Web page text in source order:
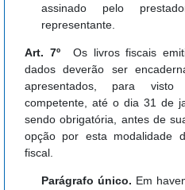
assinado pelo
representante.
Art. 7º Os livros fiscais
dados deverão ser
apresentados, para
competente, até o dia 31 de
sendo obrigatória, antes de
opção por esta modalidade
fiscal.
Parágrafo único. Em